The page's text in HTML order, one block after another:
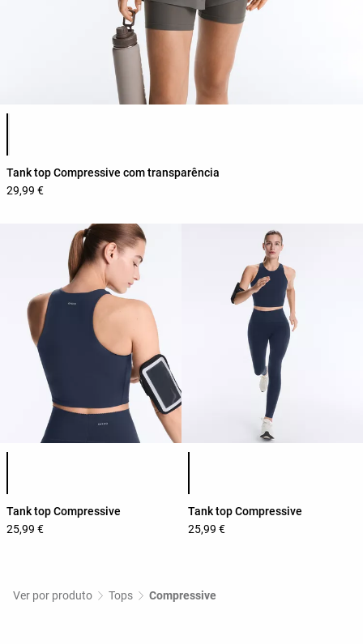
Lista de cores do produto
Tank top Compressive com transparência
29,99 €
Tank top Compressive
25,99 €
Tank top Compressive
25,99 €
Ver por produto Tops Compressive